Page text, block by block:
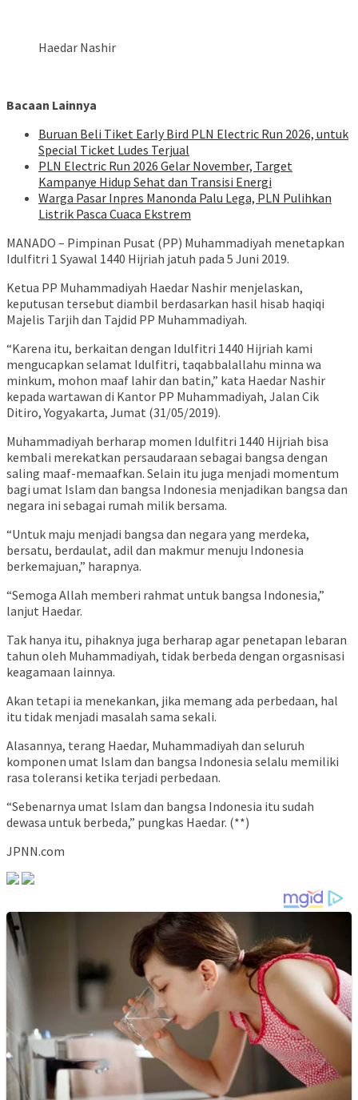
Haedar Nashir
Bacaan Lainnya
Buruan Beli Tiket Early Bird PLN Electric Run 2026, untuk
Special Ticket Ludes Terjual
PLN Electric Run 2026 Gelar November, Target
Kampanye Hidup Sehat dan Transisi Energi
Warga Pasar Inpres Manonda Palu Lega, PLN Pulihkan
Listrik Pasca Cuaca Ekstrem
MANADO – Pimpinan Pusat (PP) Muhammadiyah menetapkan
Idulfitri 1 Syawal 1440 Hijriah jatuh pada 5 Juni 2019.
Ketua PP Muhammadiyah Haedar Nashir menjelaskan,
keputusan tersebut diambil berdasarkan hasil hisab haqiqi
Majelis Tarjih dan Tajdid PP Muhammadiyah.
“Karena itu, berkaitan dengan Idulfitri 1440 Hijriah kami
mengucapkan selamat Idulfitri, taqabbalallahu minna wa
minkum, mohon maaf lahir dan batin,” kata Haedar Nashir
kepada wartawan di Kantor PP Muhammadiyah, Jalan Cik
Ditiro, Yogyakarta, Jumat (31/05/2019).
Muhammadiyah berharap momen Idulfitri 1440 Hijriah bisa
kembali merekatkan persaudaraan sebagai bangsa dengan
saling maaf-memaafkan. Selain itu juga menjadi momentum
bagi umat Islam dan bangsa Indonesia menjadikan bangsa dan
negara ini sebagai rumah milik bersama.
“Untuk maju menjadi bangsa dan negara yang merdeka,
bersatu, berdaulat, adil dan makmur menuju Indonesia
berkemajuan,” harapnya.
“Semoga Allah memberi rahmat untuk bangsa Indonesia,”
lanjut Haedar.
Tak hanya itu, pihaknya juga berharap agar penetapan lebaran
tahun oleh Muhammadiyah, tidak berbeda dengan orgasnisasi
keagamaan lainnya.
Akan tetapi ia menekankan, jika memang ada perbedaan, hal
itu tidak menjadi masalah sama sekali.
Alasannya, terang Haedar, Muhammadiyah dan seluruh
komponen umat Islam dan bangsa Indonesia selalu memiliki
rasa toleransi ketika terjadi perbedaan.
“Sebenarnya umat Islam dan bangsa Indonesia itu sudah
dewasa untuk berbeda,” pungkas Haedar. (**)
JPNN.com